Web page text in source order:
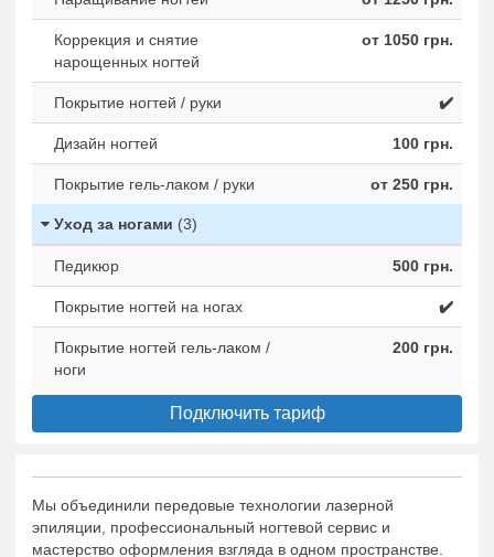
Коррекция и снятие
нарощенных ногтей
от 1050 грн.
Покрытие ногтей / руки ✔️
Дизайн ногтей 100 грн.
Покрытие гель-лаком / руки от 250 грн.
Уход за ногами (3)
Педикюр 500 грн.
Покрытие ногтей на ногах ✔️
Покрытие ногтей гель-лаком /
ноги
200 грн.
Подключить тариф
Мы объединили передовые технологии лазерной
эпиляции, профессиональный ногтевой сервис и
мастерство оформления взгляда в одном пространстве.